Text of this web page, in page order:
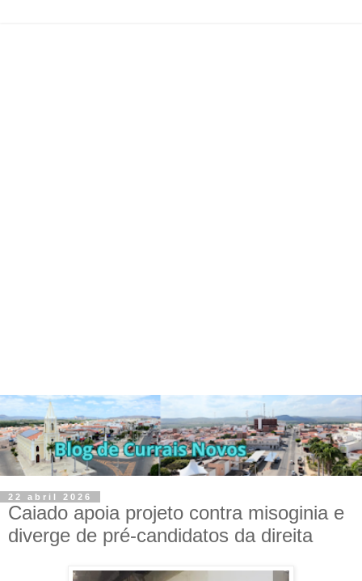
22 abril 2026
Caiado apoia projeto contra misoginia e
diverge de pré-candidatos da direita